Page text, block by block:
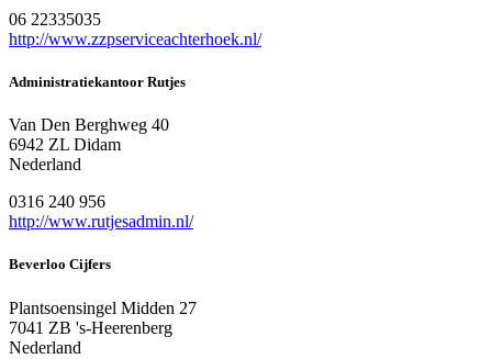
06 22335035
http://www.zzpserviceachterhoek.nl/
Administratiekantoor Rutjes
Van Den Berghweg 40
6942 ZL Didam
Nederland
0316 240 956
http://www.rutjesadmin.nl/
Beverloo Cijfers
Plantsoensingel Midden 27
7041 ZB 's-Heerenberg
Nederland